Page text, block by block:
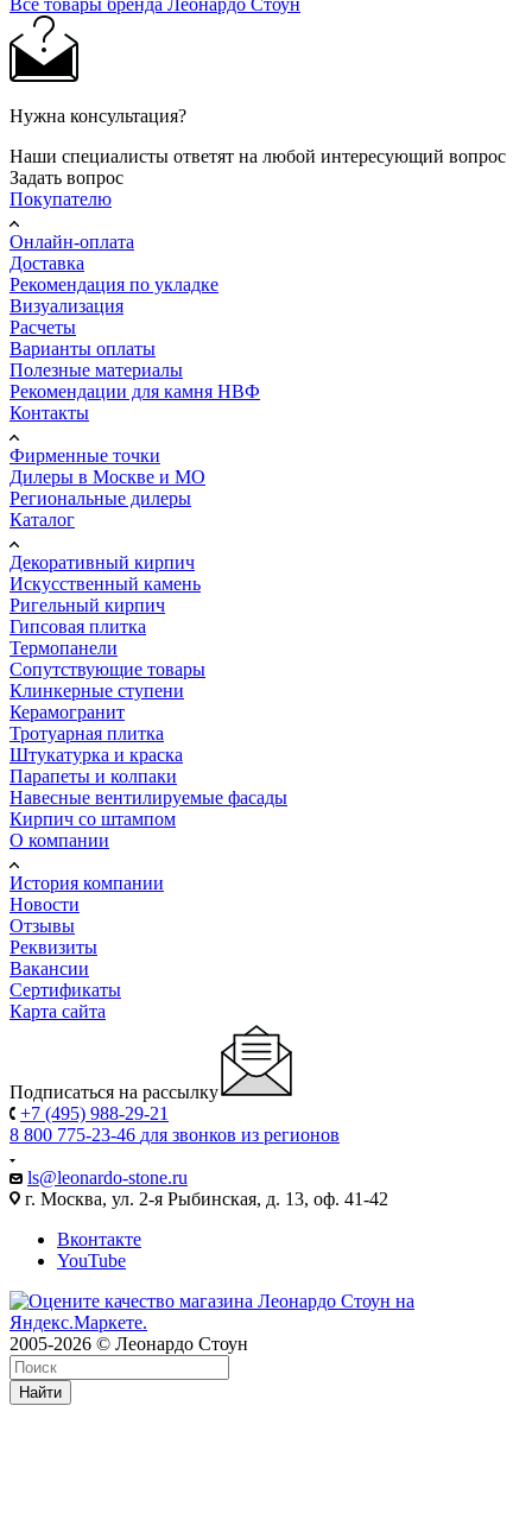
Нужна консультация?
Наши специалисты ответят на любой интересующий вопрос
Задать вопрос
Покупателю
Онлайн-оплата
Доставка
Рекомендация по укладке
Визуализация
Расчеты
Варианты оплаты
Полезные материалы
Рекомендации для камня НВФ
Контакты
Фирменные точки
Дилеры в Москве и МО
Региональные дилеры
Каталог
Декоративный кирпич
Искусственный камень
Ригельный кирпич
Гипсовая плитка
Термопанели
Сопутствующие товары
Клинкерные ступени
Керамогранит
Тротуарная плитка
Штукатурка и краска
Парапеты и колпаки
Навесные вентилируемые фасады
Кирпич со штампом
О компании
История компании
Новости
Отзывы
Реквизиты
Вакансии
Сертификаты
Карта сайта
Подписаться на рассылку
+7 (495) 988-29-21
8 800 775-23-46 для звонков из регионов
ls@leonardo-stone.ru
г. Москва, ул. 2-я Рыбинская, д. 13, оф. 41-42
Вконтакте
YouTube
2005-2026 © Леонардо Стоун
Найти